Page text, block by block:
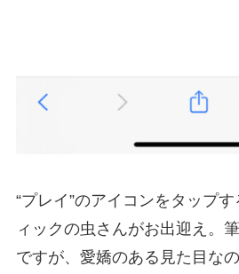
“プレイ”のアイコンをタップ
ィックの虫さんがお出迎え。
ですが、愛嬌のある見た目な